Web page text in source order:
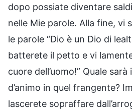
dopo possiate diventare
nelle Mie parole. Alla fine, vi
le parole “Dio è un Dio di
batterete il petto e vi
cuore dell’uomo!” Quale
d’animo in quel frangente?
lascerete sopraffare